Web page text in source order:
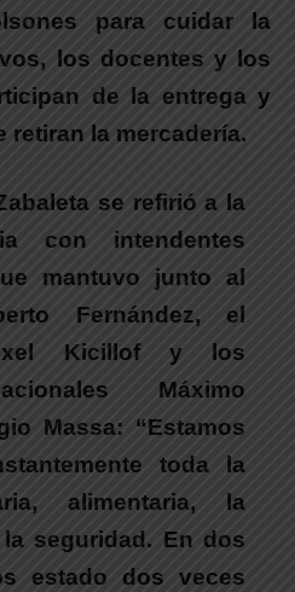
para cuidar la
los docentes y los
de la entrega y
retiran la mercadería.
se refirió a la
con intendentes
mantuvo junto al
Fernández, el
Kicillof y los
Máximo
Massa: “Estamos
toda la
alimentaria, la
seguridad. En dos
estado dos veces